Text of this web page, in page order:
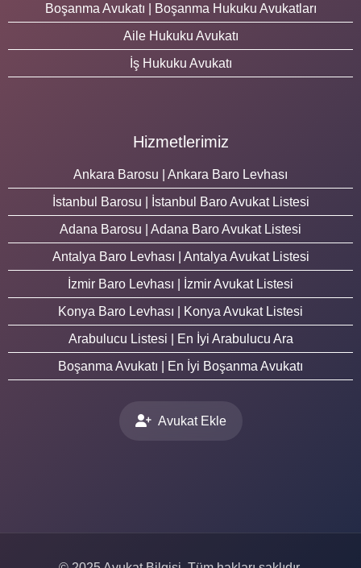
Boşanma Avukatı | Boşanma Hukuku Avukatları
Aile Hukuku Avukatı
İş Hukuku Avukatı
Hizmetlerimiz
Ankara Barosu | Ankara Baro Levhası
İstanbul Barosu | İstanbul Baro Avukat Listesi
Adana Barosu | Adana Baro Avukat Listesi
Antalya Baro Levhası | Antalya Avukat Listesi
İzmir Baro Levhası | İzmir Avukat Listesi
Konya Baro Levhası | Konya Avukat Listesi
Arabulucu Listesi | En İyi Arabulucu Ara
Boşanma Avukatı | En İyi Boşanma Avukatı
Avukat Ekle